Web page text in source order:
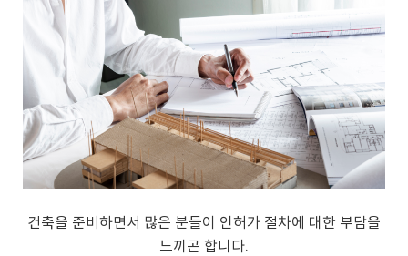
건축을 준비하면서 많은 분들이 인허가 절차에 대한 부담을
느끼곤 합니다.